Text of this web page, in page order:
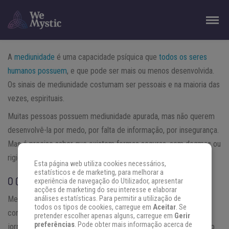
A mediunidade é uma capacidade psíquica que todos os seres
humanos possuem, e que pode ser mais ou menos desenvolvida.
Os sinais de mediunidade costumam ser pessoais e na maioria das
vezes, espirituais.
Muitas pessoas possuem mediunidade apurada, mas não querem
desenvolvê-la por medo, por falta de informação, por insegurança.
Mas é preciso saber que existem formas seguras, sem dogmas ou
rigidez para desenvolver a mediunidade: através do estudo.
O QUE É MEDIUNIDADE?
Mediunidade é a capacidade de provar que nossas vidas
continuam após nossa morte e que nossa alma está em uma
jornada contínua. Não há fim, apenas um novo começo no mundo
Esta página web utiliza cookies necessários,
estatísticos e de marketing, para melhorar a
experiência de navegação do Utilizador, apresentar
acções de marketing do seu interesse e elaborar
análises estatísticas. Para permitir a utilização de
todos os tipos de cookies, carregue em Aceitar. Se
pretender escolher apenas alguns, carregue em Gerir
preferências. Pode obter mais informação acerca de